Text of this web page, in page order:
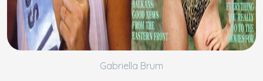
Gabriella Brum